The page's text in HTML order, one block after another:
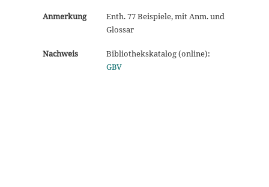
Anmerkung
Enth. 77 Beispiele, mit Anm. und
Glossar
Nachweis
Bibliothekskatalog (online):
GBV